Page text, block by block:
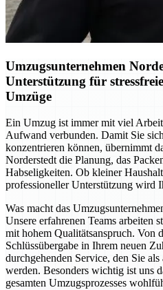
Umzugsunternehmen
Unterstützung für
Umzüge
Ein Umzug ist immer mit viel
Aufwand verbunden. Damit Sie
konzentrieren können, übernimmt
Norderstedt die Planung, das
Habseligkeiten. Ob kleiner
professioneller Unterstützung wird
Was macht das
Unsere erfahrenen Teams arbeiten
mit hohem Qualitätsanspruch. Von
Schlüssübergabe in Ihrem neuen
durchgehenden Service, den Sie
werden. Besonders wichtig ist uns
gesamten Umzugsprozesses